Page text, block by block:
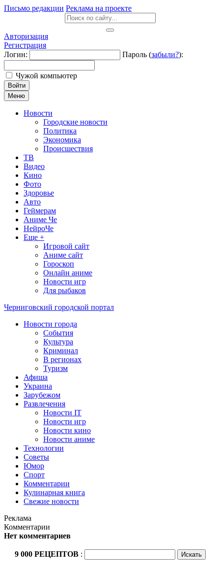
Письмо редакции Реклама на проекте
Авторизация
Регистрация
Логин:
Пароль (забыли?):
Чужой компьютер
Войти
Меню
Новости
Городские новости
Политика
Экономика
Происшествия
ТВ
Видео
Кино
Фото
Здоровье
Авто
Геймерам
Аниме Че
НейроЧе
Еще +
Игровой сайт
Аниме сайт
Гороскоп
Онлайн аниме
Новости игр
Для рыбаков
Черниговский городской портал
Новости города
События
Культура
Криминал
В регионах
Туризм
Афиша
Украина
Зарубежом
Развлечения
Новости IT
Новости игр
Новости кино
Новости аниме
Технологии
Советы
Юмор
Спорт
Комментарии
Кулинарная книга
Свежие новости
Реклама
Комментарии
Нет комментариев
9 000 РЕЦЕПТОВ :